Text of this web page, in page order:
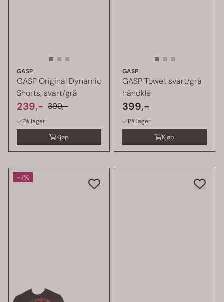
GASP
GASP Original Dynamic
Shorts, svart/grå
239,- 399,-
På lager
Kjøp
GASP
GASP Towel, svart/grå
håndkle
399,-
På lager
Kjøp
-7%